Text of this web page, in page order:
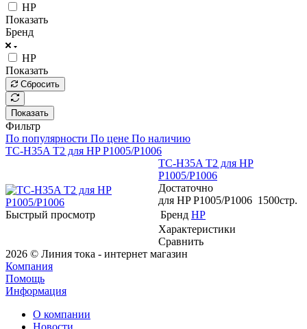
HP
Показать
Бренд
HP
Показать
Сбросить
Показать
Фильтр
По популярности По цене По наличию
TC-H35A T2 для HP P1005/P1006
Быстрый просмотр
TC-H35A T2 для HP
P1005/P1006
Достаточно
для HP P1005/P1006 1500стр.
Бренд HP
Характеристики
Сравнить
2026 © Линия тока - интернет магазин
Компания
Помощь
Информация
О компании
Новости